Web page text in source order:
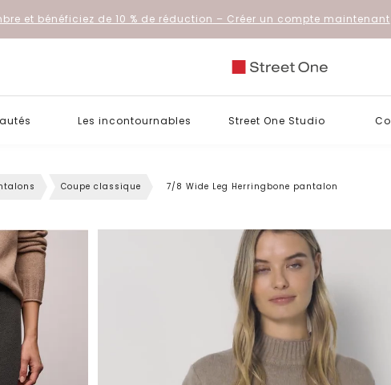
et bénéficiez de 10 % de réduction – Créer un compte maintenant
Les incontournables Street One Studio
Coupe classique 7/8 Wide Leg Herringbone pantalon